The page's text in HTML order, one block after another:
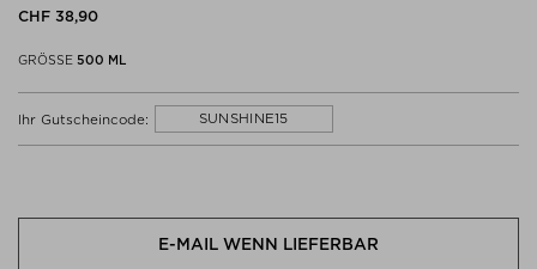
GRÖSSE 500 ML
Ihr Gutscheincode: SUNSHINE15
CHF 38,90
E-MAIL WENN LIEFERBAR